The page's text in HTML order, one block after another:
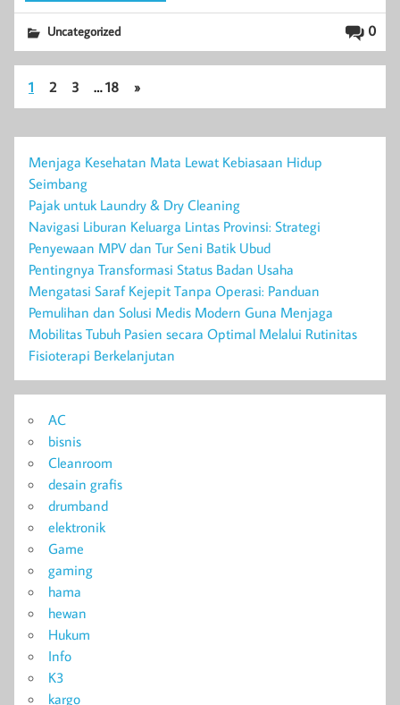
0
Uncategorized
1 2 3 … 18 »
Menjaga Kesehatan Mata Lewat Kebiasaan Hidup
Seimbang
Pajak untuk Laundry & Dry Cleaning
Navigasi Liburan Keluarga Lintas Provinsi: Strategi
Penyewaan MPV dan Tur Seni Batik Ubud
Pentingnya Transformasi Status Badan Usaha
Mengatasi Saraf Kejepit Tanpa Operasi: Panduan
Pemulihan dan Solusi Medis Modern Guna Menjaga
Mobilitas Tubuh Pasien secara Optimal Melalui Rutinitas
Fisioterapi Berkelanjutan
AC
bisnis
Cleanroom
desain grafis
drumband
elektronik
Game
gaming
hama
hewan
Hukum
Info
K3
kargo